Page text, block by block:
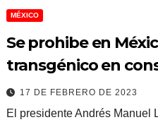
MÉXICO
Se prohibe en
transgénico en
17 DE FEBRERO DE 2023
El presidente Andrés Manuel